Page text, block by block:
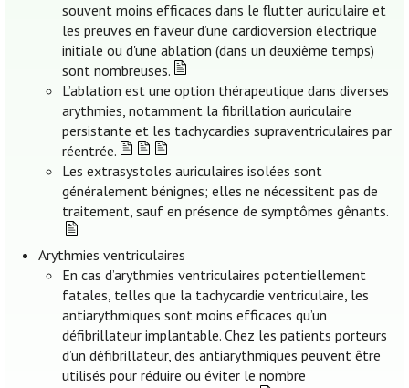
souvent moins efficaces dans le flutter auriculaire et
les preuves en faveur d’une cardioversion électrique
initiale ou d'une ablation (dans un deuxième temps)
sont nombreuses.
L’ablation est une option thérapeutique dans diverses
arythmies, notamment la fibrillation auriculaire
persistante et les tachycardies supraventriculaires par
réentrée.
Les extrasystoles auriculaires isolées sont
généralement bénignes; elles ne nécessitent pas de
traitement, sauf en présence de symptômes gênants.
Arythmies ventriculaires
En cas d’arythmies ventriculaires potentiellement
fatales, telles que la tachycardie ventriculaire, les
antiarythmiques sont moins efficaces qu’un
défibrillateur implantable. Chez les patients porteurs
d’un défibrillateur, des antiarythmiques peuvent être
utilisés pour réduire ou éviter le nombre